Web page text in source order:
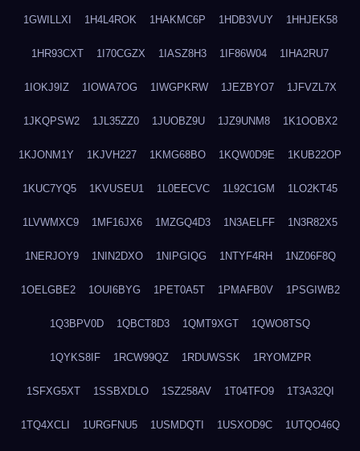
1GWILLXI 1H4L4ROK 1HAKMC6P 1HDB3VUY 1HHJEK58
1HR93CXT 1I70CGZX 1IASZ8H3 1IF86W04 1IHA2RU7
1IOKJ9IZ 1IOWA7OG 1IWGPKRW 1JEZBYO7 1JFVZL7X
1JKQPSW2 1JL35ZZ0 1JUOBZ9U 1JZ9UNM8 1K1OOBX2
1KJONM1Y 1KJVH227 1KMG68BO 1KQW0D9E 1KUB22OP
1KUC7YQ5 1KVUSEU1 1L0EECVC 1L92C1GM 1LO2KT45
1LVWMXC9 1MF16JX6 1MZGQ4D3 1N3AELFF 1N3R82X5
1NERJOY9 1NIN2DXO 1NIPGIQG 1NTYF4RH 1NZ06F8Q
1OELGBE2 1OUI6BYG 1PET0A5T 1PMAFB0V 1PSGIWB2
1Q3BPV0D 1QBCT8D3 1QMT9XGT 1QWO8TSQ
1QYKS8IF 1RCW99QZ 1RDUWSSK 1RYOMZPR
1SFXG5XT 1SSBXDLO 1SZ258AV 1T04TFO9 1T3A32QI
1TQ4XCLI 1URGFNU5 1USMDQTI 1USXOD9C 1UTQO46Q